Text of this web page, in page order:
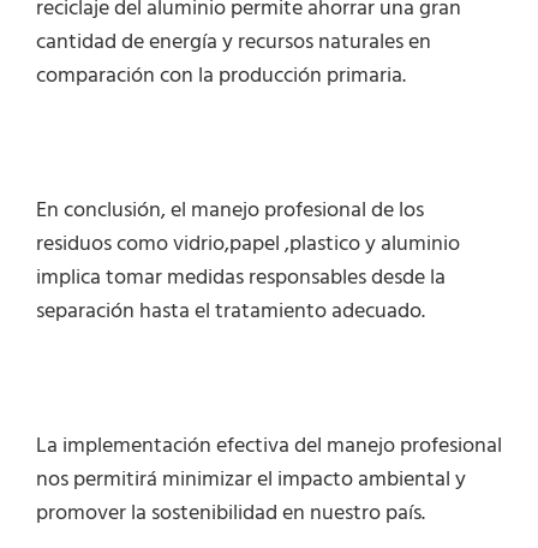
reciclaje del aluminio permite ahorrar una gran
cantidad de energía y recursos naturales en
comparación con la producción primaria.
En conclusión, el manejo profesional de los
residuos como vidrio,papel ,plastico y aluminio
implica tomar medidas responsables desde la
separación hasta el tratamiento adecuado.
La implementación efectiva del manejo profesional
nos permitirá minimizar el impacto ambiental y
promover la sostenibilidad en nuestro país.